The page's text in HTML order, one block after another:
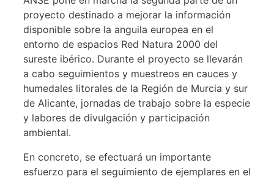
proyecto destinado a mejorar la información
disponible sobre la anguila europea en el
entorno de espacios Red Natura 2000 del
sureste ibérico. Durante el proyecto se llevarán
a cabo seguimientos y muestreos en cauces y
humedales litorales de la Región de Murcia y sur
de Alicante, jornadas de trabajo sobre la especie
y labores de divulgación y participación
ambiental.
En concreto, se efectuará un importante
esfuerzo para el seguimiento de ejemplares en el